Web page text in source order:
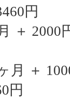
円
＋ 2000
月 ＋
円